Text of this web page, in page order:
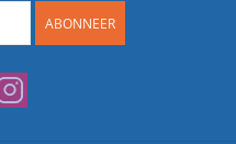
ABONNEER